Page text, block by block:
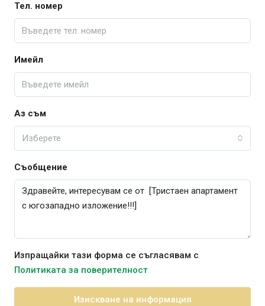
Тел. номер
Имейл
Аз съм
Изберете
Съобщение
Изпращайки тази форма се съгласявам с
Политиката за поверителност
Изискване на информация